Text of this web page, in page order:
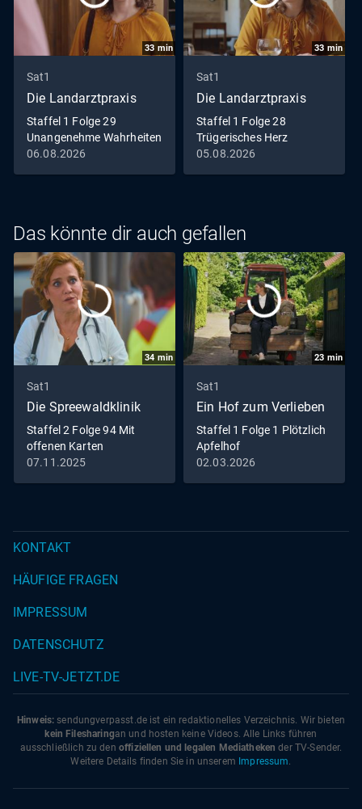
33 min
Sat1
Die Landarztpraxis
Staffel 1 Folge 29
Unangenehme Wahrheiten
06.08.2026
33 min
Sat1
Die Landarztpraxis
Staffel 1 Folge 28
Trügerisches Herz
05.08.2026
Das könnte dir auch gefallen
34 min
Sat1
Die Spreewaldklinik
Staffel 2 Folge 94 Mit
offenen Karten
07.11.2025
23 min
Sat1
Ein Hof zum Verlieben
Staffel 1 Folge 1 Plötzlich
Apfelhof
02.03.2026
KONTAKT
HÄUFIGE FRAGEN
IMPRESSUM
DATENSCHUTZ
LIVE-TV-JETZT.DE
Hinweis: sendungverpasst.de ist ein redaktionelles Verzeichnis. Wir bieten
kein Filesharingan und hosten keine Videos. Alle Links führen
ausschließlich zu den offiziellen und legalen Mediatheken der TV-Sender.
Weitere Details finden Sie in unserem Impressum.